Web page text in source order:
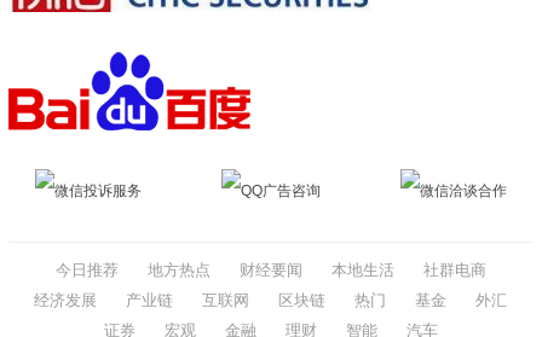
微信投诉服务 QQ广告咨询 微信洽谈合作
今日推荐 地方热点 财经要闻 本地生活
社群电商
经济发展
产业链 互联网 区块链 热门 基金
外汇
证券
宏观 金融 理财 智能 汽车